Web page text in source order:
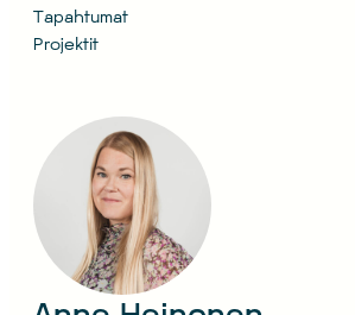
Tapahtumat
Projektit